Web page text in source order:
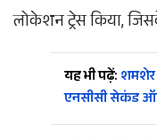
लोकेशन ट्रेस किया,
यह भी पढ़ें: शमशेर
एनसीसी सेकंड